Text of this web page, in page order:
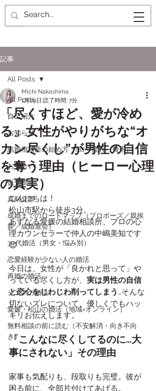
記事
All Posts
自己紹介
お知らせ
結婚相談所の始め方（IBJ・流れ・費用）
お見合い
仮交際
真剣交際
成婚までのロードマップ（プロポーズ／親挨
拶／成婚退会）
30代婚活（男女・悩み別）
恋愛経験が少ない人の婚活
再婚の婚活
シニアの婚活
愛媛・松山の婚活（地域×オンライン）
無料相談の前に読む（不安解消・向き不向
き）
All Posts
「尽くすほど、愛が冷め
る」女性がやりがちな“オ
カン尽くし”が男性の自信
を奪う理由（ヒーロー心理
の真実）
Michi Nakashima
1月29日 読了時間: 7分
こんにちは！
松山市駅から徒歩3分。
あすなる愛媛の結婚相談所、プロの心
理カウンセラーで仲人の中嶋美知です
😊
今日は、女性が「良かれと思って」や
っている尽くし方が、 実は男性の自信
と恋心をじわじわ削ってしまう …そんな
切ないズレについて、優しくでもハッ
キリお伝えします。
「こんなに尽くしてるのに…大
事にされない」その理由
家事も気配りも、段取りも完璧。彼が
困る前に、全部片付けてあげる。